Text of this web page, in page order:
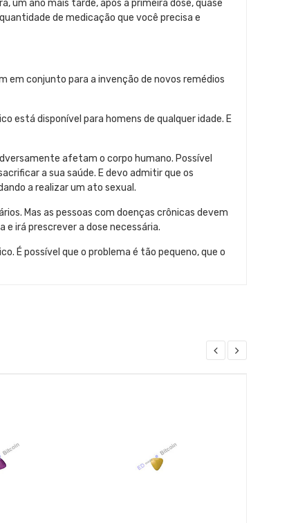
um ano mais tarde, após a primeira dose, quase
de medicação que você precisa e
em conjunto para a invenção de novos remédios
está disponível para homens de qualquer idade. E
afetam o corpo humano. Possível
a sua saúde. E devo admitir que os
a realizar um ato sexual.
Mas as pessoas com doenças crônicas devem
irá prescrever a dose necessária.
É possível que o problema é tão pequeno, que o